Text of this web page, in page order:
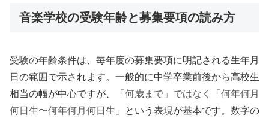
音楽学校の受験年齢と募集要項の読み方
受験の年齢条件は、毎年度の募集要項に明記される生年月
日の範囲で示されます。一般的に中学卒業前後から高校生
相当の幅が中心ですが、
「何歳まで」ではなく「何年何月
何日生〜何年何月何日生」
という表現が基本です。数字の